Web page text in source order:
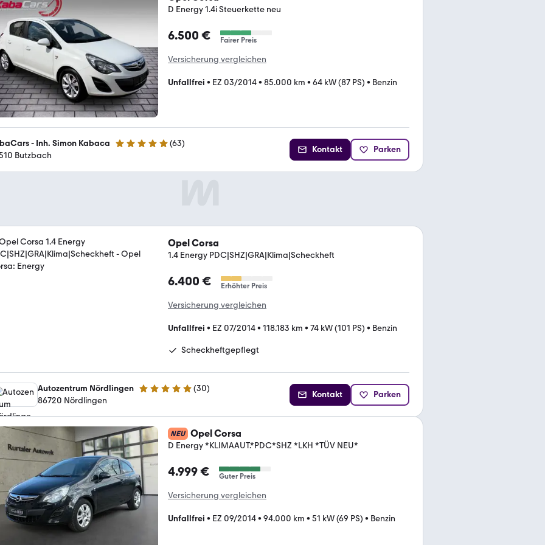
D Energy 1.4i Steuerkette neu
6.500 € Fairer Preis
Versicherung vergleichen
Unfallfrei • EZ 03/2014• 85.000 km • 64 kW (87 PS) • Benzin
- Inh. Simon Kabaca 4.8 Sterne (63)
Butzbach
Kontakt Parken
Opel Corsa
1.4 Energy PDC|SHZ|GRA|Klima|Scheckheft
6.400 € Erhöhter Preis
Versicherung vergleichen
Unfallfrei • EZ 07/2014• 118.183 km • 74 kW (101 PS) • Benzin
Scheckheftgepflegt
Autozentrum Nördlingen 4.9 Sterne (30)
86720 Nördlingen
Kontakt Parken
NEU Opel Corsa
D Energy *KLIMAAUT.*PDC*SHZ *LKH *TÜV NEU*
4.999 € Guter Preis
Versicherung vergleichen
Unfallfrei • EZ 09/2014• 94.000 km • 51 kW (69 PS) • Benzin